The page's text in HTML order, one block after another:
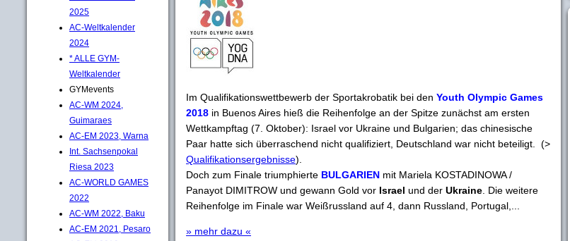
2025
AC-Weltkalender
2024
* ALLE GYM-
Weltkalender
GYMevents
AC-WM 2024,
Guimaraes
AC-EM 2023, Warna
Int. Sachsenpokal
Riesa 2023
AC-WORLD GAMES
2022
AC-WM 2022, Baku
AC-EM 2021, Pesaro
Im Qualifikationswettbewerb der Sportakrobatik bei den Youth Olympic Games
2018 in Buenos Aires hieß die Reihenfolge an der Spitze zunächst am ersten
Wettkampftag (7. Oktober): Israel vor Ukraine und Bulgarien; das chinesische
Paar hatte sich überraschend nicht qualifiziert, Deutschland war nicht beteiligt. (>
Qualifikationsergebnisse).
Doch zum Finale triumphierte BULGARIEN mit Mariela KOSTADINOWA /
Panayot DIMITROW und gewann Gold vor Israel und der Ukraine . Die weitere
Reihenfolge im Finale war Weißrussland auf 4, dann Russland, Portugal,...
» mehr dazu «